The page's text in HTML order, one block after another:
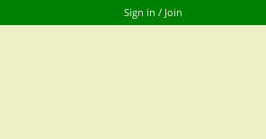
Sign in / Join